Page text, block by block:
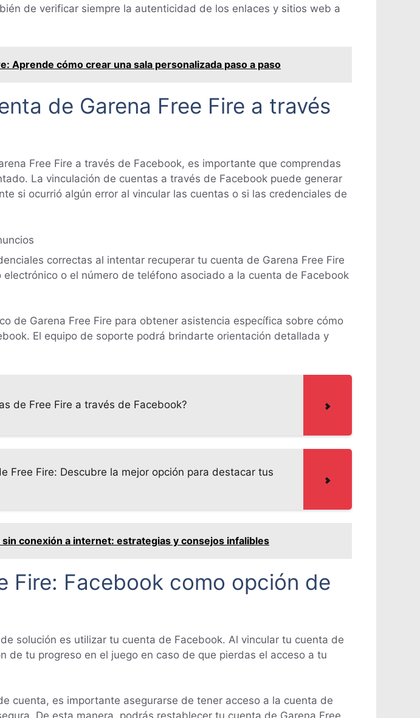
de verificar siempre la autenticidad de los enlaces y sitios web a
Aprende cómo crear una sala personalizada paso a paso
de Garena Free Fire a través
Free Fire a través de Facebook, es importante que comprendas
La vinculación de cuentas a través de Facebook puede generar
si ocurrió algún error al vincular las cuentas o si las credenciales de
correctas al intentar recuperar tu cuenta de Garena Free Fire
o el número de teléfono asociado a la cuenta de Facebook
de Garena Free Fire para obtener asistencia específica sobre cómo
El equipo de soporte podrá brindarte orientación detallada y
de Free Fire a través de Facebook?
Free Fire: Descubre la mejor opción para destacar tus
conexión a internet: estrategias y consejos infalibles
Fire: Facebook como opción de
solución es utilizar tu cuenta de Facebook. Al vincular tu cuenta de
de tu progreso en el juego en caso de que pierdas el acceso a tu
cuenta, es importante asegurarse de tener acceso a la cuenta de